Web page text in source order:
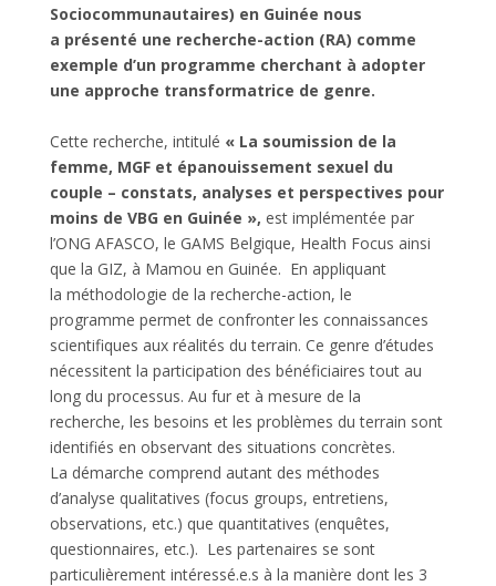
Sociocommunautaires) en Guinée nous
a présenté une recherche-action (RA) comme
exemple d’un programme cherchant à adopter
une approche transformatrice de genre.
Cette recherche, intitulé « La soumission de la
femme, MGF et épanouissement sexuel du
couple – constats, analyses et perspectives pour
moins de VBG en Guinée », est implémentée par
l’ONG AFASCO, le GAMS Belgique, Health Focus ainsi
que la GIZ, à Mamou en Guinée. En appliquant
la méthodologie de la recherche-action, le
programme permet de confronter les connaissances
scientifiques aux réalités du terrain. Ce genre d’études
nécessitent la participation des bénéficiaires tout au
long du processus. Au fur et à mesure de la
recherche, les besoins et les problèmes du terrain sont
identifiés en observant des situations concrètes.
La démarche comprend autant des méthodes
d’analyse qualitatives (focus groups, entretiens,
observations, etc.) que quantitatives (enquêtes,
questionnaires, etc.). Les partenaires se sont
particulièrement intéressé.e.s à la manière dont les 3